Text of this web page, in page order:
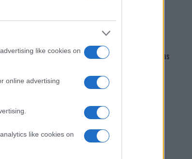
like cookies on
online advertising
like cookies on
sito o
Giovannimaria Cabras